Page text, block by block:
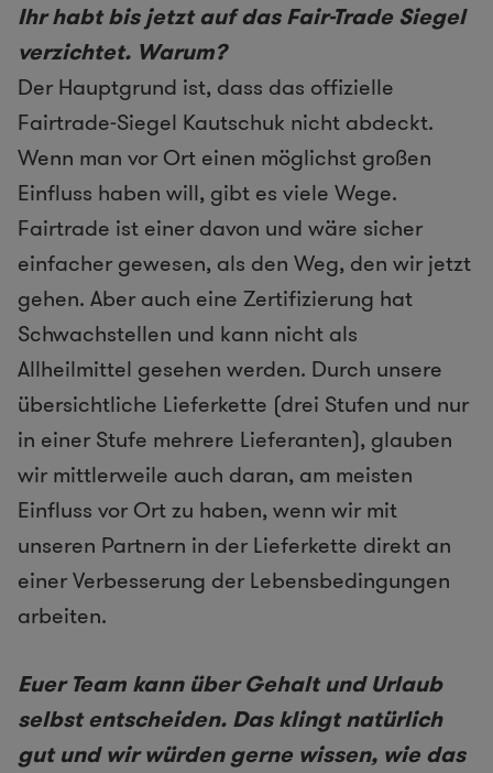
Ihr habt bis jetzt auf das Fair-Trade Siegel
verzichtet. Warum?
Der Hauptgrund ist, dass das offizielle
Fairtrade-Siegel Kautschuk nicht abdeckt.
Wenn man vor Ort einen möglichst großen
Einfluss haben will, gibt es viele Wege.
Fairtrade ist einer davon und wäre sicher
einfacher gewesen, als den Weg, den wir jetzt
gehen. Aber auch eine Zertifizierung hat
Schwachstellen und kann nicht als
Allheilmittel gesehen werden. Durch unsere
übersichtliche Lieferkette (drei Stufen und nur
in einer Stufe mehrere Lieferanten), glauben
wir mittlerweile auch daran, am meisten
Einfluss vor Ort zu haben, wenn wir mit
unseren Partnern in der Lieferkette direkt an
einer Verbesserung der Lebensbedingungen
arbeiten.
Euer Team kann über Gehalt und Urlaub
selbst entscheiden. Das klingt natürlich
gut und wir würden gerne wissen, wie das